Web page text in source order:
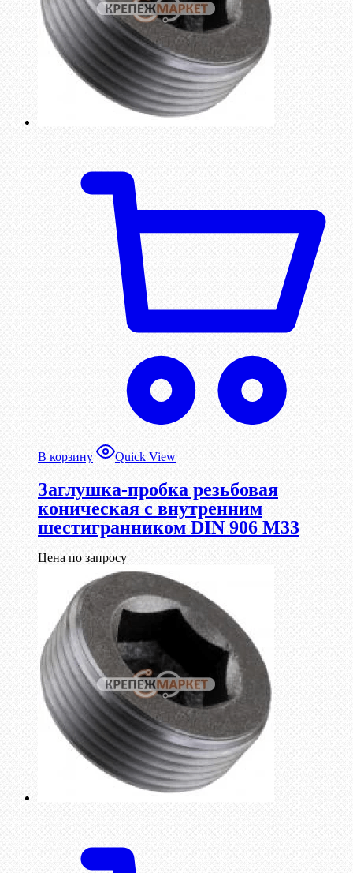
В корзину Quick View
Заглушка-пробка резьбовая
коническая с внутренним
шестигранником DIN 906 М33
Цена по запросу